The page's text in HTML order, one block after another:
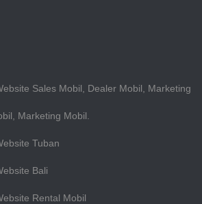
Sales Mobil, Dealer Mobil, Marketing
Marketing Mobil.
Tuban
Bali
Rental Mobil